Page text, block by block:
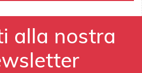
alla nostra